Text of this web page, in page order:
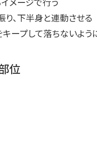
り、下半身と連動させる
ープして落ちないよう
位